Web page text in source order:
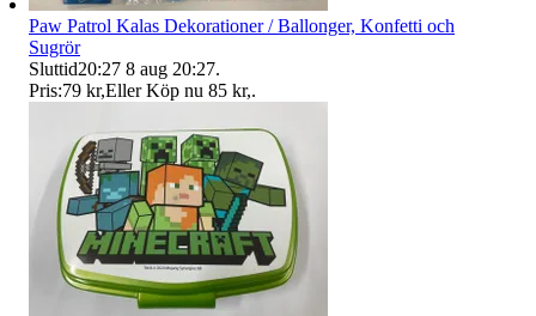
Paw Patrol Kalas Dekorationer / Ballonger, Konfetti och
Sugrör
Sluttid20:27 8 aug 20:27.
Pris:79 kr,Eller Köp nu 85 kr,.